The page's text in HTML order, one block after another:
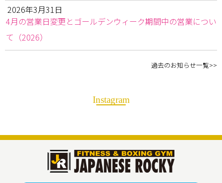
2026年3月31日
4月の営業日変更とゴールデンウィーク期間中の営業につい
て（2026）
過去のお知らせ一覧>>
Instagram